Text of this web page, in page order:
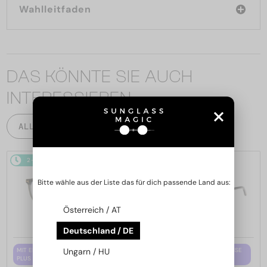
Wahlleitfaden
DAS KÖNNTE SIE AUCH
INTERESSIEREN
ALLE PRODUKTE
2-4 WERKTAGE
MIT EINER EINSTÄRKENGLASLINSE
PLUS 65 EUR
MIT EINER EINSTÄRKENGLASLINSE
Bitte wähle aus der Liste das für dich passende Land aus:
Österreich / AT
Deutschland / DE
Ungarn / HU